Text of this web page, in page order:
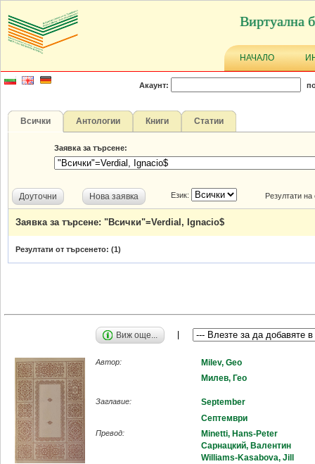
Виртуална
НАЧАЛО
Акаунт:
Всички Антологии Книги Статии
Заявка за търсене:
Доуточни Нова заявка Език: Резултати
Заявка за търсене: "Всички"=Verdial, Ignacio$
Резултати от търсенето: (1)
Виж още...
Автор:
Milev, Geo
Милев, Гео
Заглавие:
September
Септември
Превод:
Minetti, Hans-Peter
Сарнацкий, Валентин
Williams-Kasabova, Jill